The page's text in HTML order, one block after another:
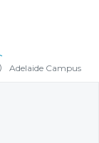
Adelaide Campus